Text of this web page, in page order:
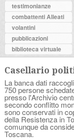
testimonianze
combattenti Alleati
volantini
pubblicazioni
biblioteca virtuale
Casellario
La banca dati
750 persone
presso l'Archivio
secondo conflitto
sono conservati in
della Resistenza in
comunque da
Toscana.